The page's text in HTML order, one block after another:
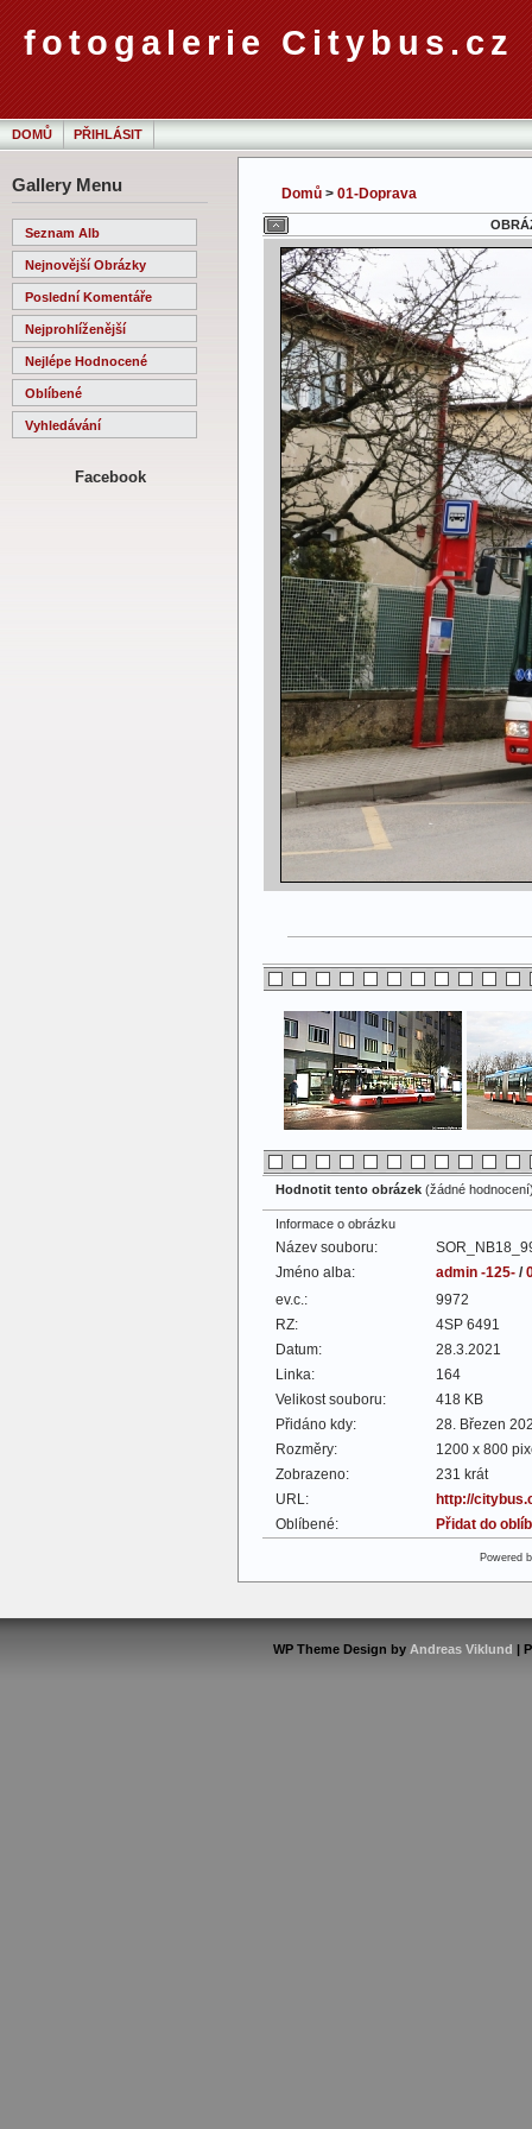
fotogalerie Citybus.cz
DOMŮ PŘIHLÁSIT
Gallery Menu
Seznam Alb
Nejnovější Obrázky
Poslední Komentáře
Nejprohlíženější
Nejlépe Hodnocené
Oblíbené
Vyhledávání
Facebook
Domů > 01-Doprava
Hodnotit tento obrázek (žádné
Informace o obrázku
Název souboru:
Jméno alba:
admin -125- /
ev.c.:
9972
RZ:
4SP 6491
Datum:
28.3.2021
Linka:
164
Velikost souboru:
418 KB
Přidáno kdy:
28. Březen
Rozměry:
1200 x 800
Zobrazeno:
231 krát
URL:
http://
Oblíbené:
Přidat do
Powered
WP Theme Design by Andreas Viklund |